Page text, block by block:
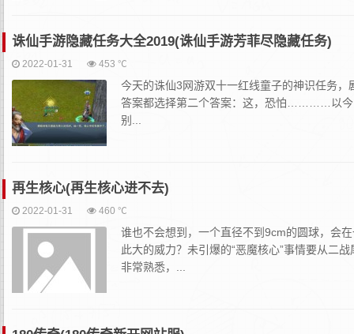
诛仙手游隐藏任务大全2019(诛仙手游芳菲尽隐藏任务)
2022-01-31 453 ℃
今天的诛仙3网游双十一红线童子的神识任务
答案都选择第二个答案：这，恐怕…………以今
别...
再生核心(再生核心进不去)
2022-01-31 460 ℃
谁也不会想到，一个直径不到9cm的圆球，会
此大的威力？未引爆的“恶魔核心”事情要从二
非常熟悉，...